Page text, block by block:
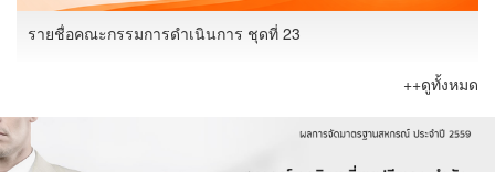
รายชื่อคณะกรรมการดำเนินการ ชุดที่ 23
++ดูทั้งหมด